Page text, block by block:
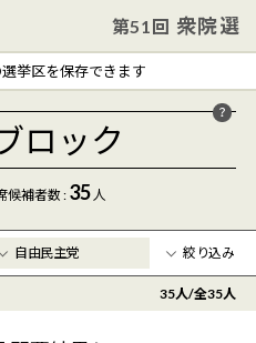
第51回 衆院選
挙区を保存できます
ロック
候補者数: 35人
絞り込み
35人/全35人